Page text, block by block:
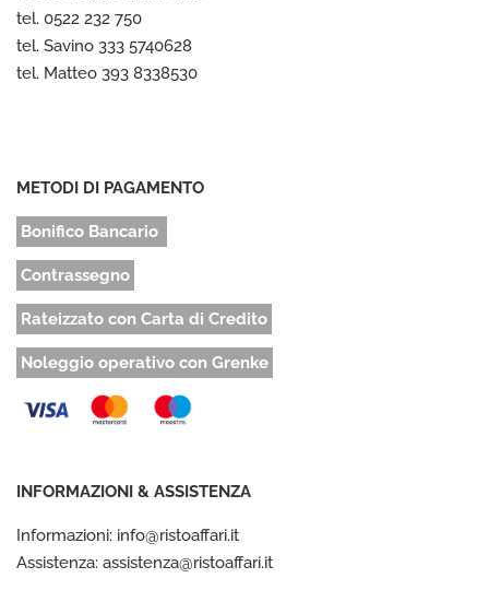
tel. 0522 232 750
tel. Savino 333 5740628
tel. Matteo 393 8338530
METODI DI PAGAMENTO
Bonifico Bancario
Contrassegno
Rateizzato con Carta di Credito
Noleggio operativo con Grenke
INFORMAZIONI & ASSISTENZA
Informazioni: info@ristoaffari.it
Assistenza: assistenza@ristoaffari.it